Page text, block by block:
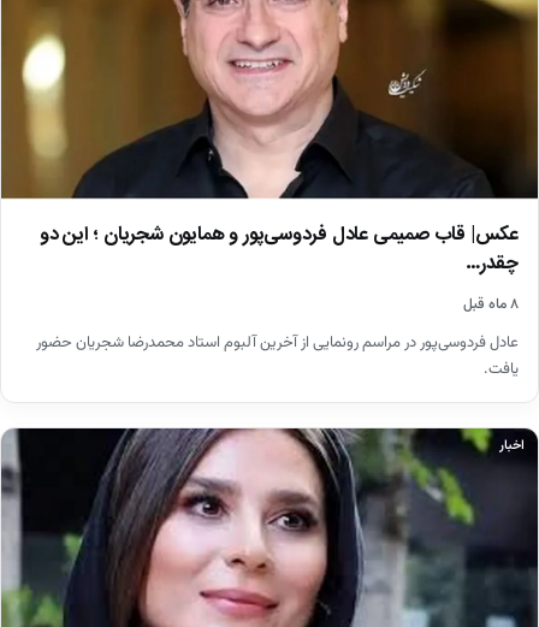
عکس| قاب صمیمی عادل فردوسی‌پور و همایون شجریان ؛ این دو
چقدر…
۸ ماه قبل
عادل فردوسی‌پور در مراسم رونمایی از آخرین آلبوم استاد محمدرضا شجریان حضور
یافت.
اخبار